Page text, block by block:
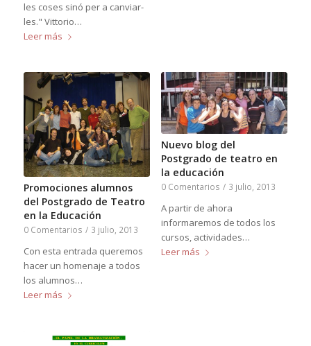
les coses sinó per a canviar-
les." Vittorio…
Leer más
Promociones alumnos
del Postgrado de Teatro
en la Educación
0 Comentarios / 3 julio, 2013
Con esta entrada queremos
hacer un homenaje a todos
los alumnos…
Leer más
Nuevo blog del
Postgrado de teatro en
la educación
0 Comentarios / 3 julio, 2013
A partir de ahora
informaremos de todos los
cursos, actividades…
Leer más